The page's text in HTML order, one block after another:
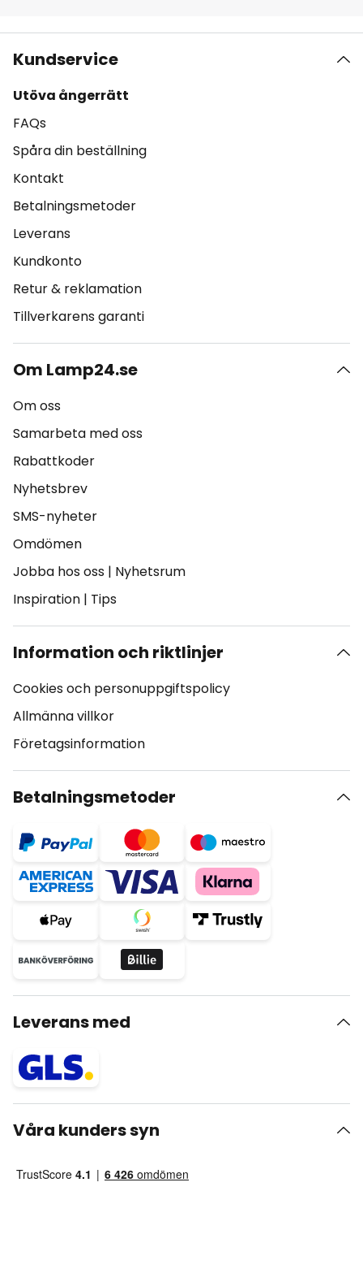
Kundservice
Utöva ångerrätt
FAQs
Spåra din beställning
Kontakt
Betalningsmetoder
Leverans
Kundkonto
Retur & reklamation
Tillverkarens garanti
Om Lamp24.se
Om oss
Samarbeta med oss
Rabattkoder
Nyhetsbrev
SMS-nyheter
Omdömen
Jobba hos oss | Nyhetsrum
Inspiration | Tips
Information och riktlinjer
Cookies och personuppgiftspolicy
Allmänna villkor
Företagsinformation
Betalningsmetoder
Leverans med
Våra kunders syn